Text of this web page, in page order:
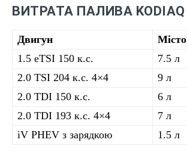
ВИТРАТА ПАЛИВА KODIAQ
Двигун Місто
1.5 eTSI 150 к.с.
7.5 л
2.0 TSI 204 к.с. 4×4
9 л
2.0 TDI 150 к.с.
6 л
2.0 TDI 193 к.с. 4×4
7 л
iV PHEV з зарядкою
1.5 л